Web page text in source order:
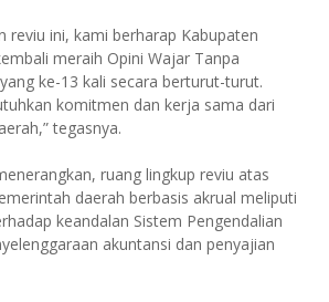
reviu ini, kami berharap Kabupaten
meraih Opini Wajar Tanpa
ke-13 kali secara berturut-turut.
komitmen dan kerja sama dari
tegasnya.
ruang lingkup reviu atas
daerah berbasis akrual meliputi
keandalan Sistem Pengendalian
akuntansi dan penyajian